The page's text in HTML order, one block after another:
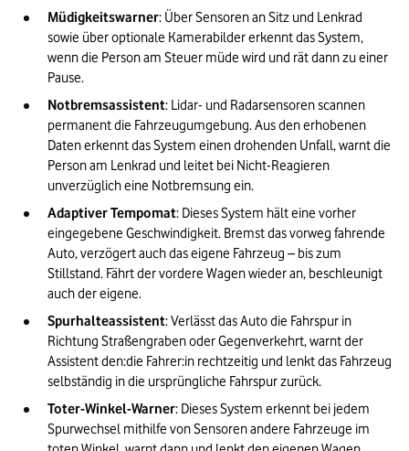
Müdigkeitswarner: Über Sensoren an Sitz und Lenkrad
sowie über optionale Kamerabilder erkennt das System,
wenn die Person am Steuer müde wird und rät dann zu einer
Pause.
Notbremsassistent: Lidar- und Radarsensoren scannen
permanent die Fahrzeugumgebung. Aus den erhobenen
Daten erkennt das System einen drohenden Unfall, warnt die
Person am Lenkrad und leitet bei Nicht-Reagieren
unverzüglich eine Notbremsung ein.
Adaptiver Tempomat: Dieses System hält eine vorher
eingegebene Geschwindigkeit. Bremst das vorweg fahrende
Auto, verzögert auch das eigene Fahrzeug – bis zum
Stillstand. Fährt der vordere Wagen wieder an, beschleunigt
auch der eigene.
Spurhalteassistent: Verlässt das Auto die Fahrspur in
Richtung Straßengraben oder Gegenverkehrt, warnt der
Assistent den:die Fahrer:in rechtzeitig und lenkt das Fahrzeug
selbständig in die ursprüngliche Fahrspur zurück.
Toter-Winkel-Warner: Dieses System erkennt bei jedem
Spurwechsel mithilfe von Sensoren andere Fahrzeuge im